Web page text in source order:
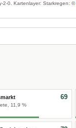
2-0. Kartenlayer: Starkregen: ©
11,9 %
69